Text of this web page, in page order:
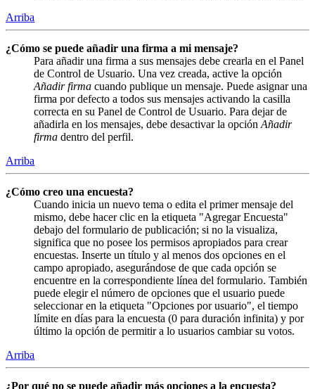
Arriba
¿Cómo se puede añadir una firma a mi mensaje?
Para añadir una firma a sus mensajes debe crearla en el Panel
de Control de Usuario. Una vez creada, active la opción
Añadir firma cuando publique un mensaje. Puede asignar una
firma por defecto a todos sus mensajes activando la casilla
correcta en su Panel de Control de Usuario. Para dejar de
añadirla en los mensajes, debe desactivar la opción Añadir
firma dentro del perfil.
Arriba
¿Cómo creo una encuesta?
Cuando inicia un nuevo tema o edita el primer mensaje del
mismo, debe hacer clic en la etiqueta "Agregar Encuesta"
debajo del formulario de publicación; si no la visualiza,
significa que no posee los permisos apropiados para crear
encuestas. Inserte un título y al menos dos opciones en el
campo apropiado, asegurándose de que cada opción se
encuentre en la correspondiente línea del formulario. También
puede elegir el número de opciones que el usuario puede
seleccionar en la etiqueta "Opciones por usuario", el tiempo
límite en días para la encuesta (0 para duración infinita) y por
último la opción de permitir a lo usuarios cambiar su votos.
Arriba
¿Por qué no se puede añadir más opciones a la encuesta?